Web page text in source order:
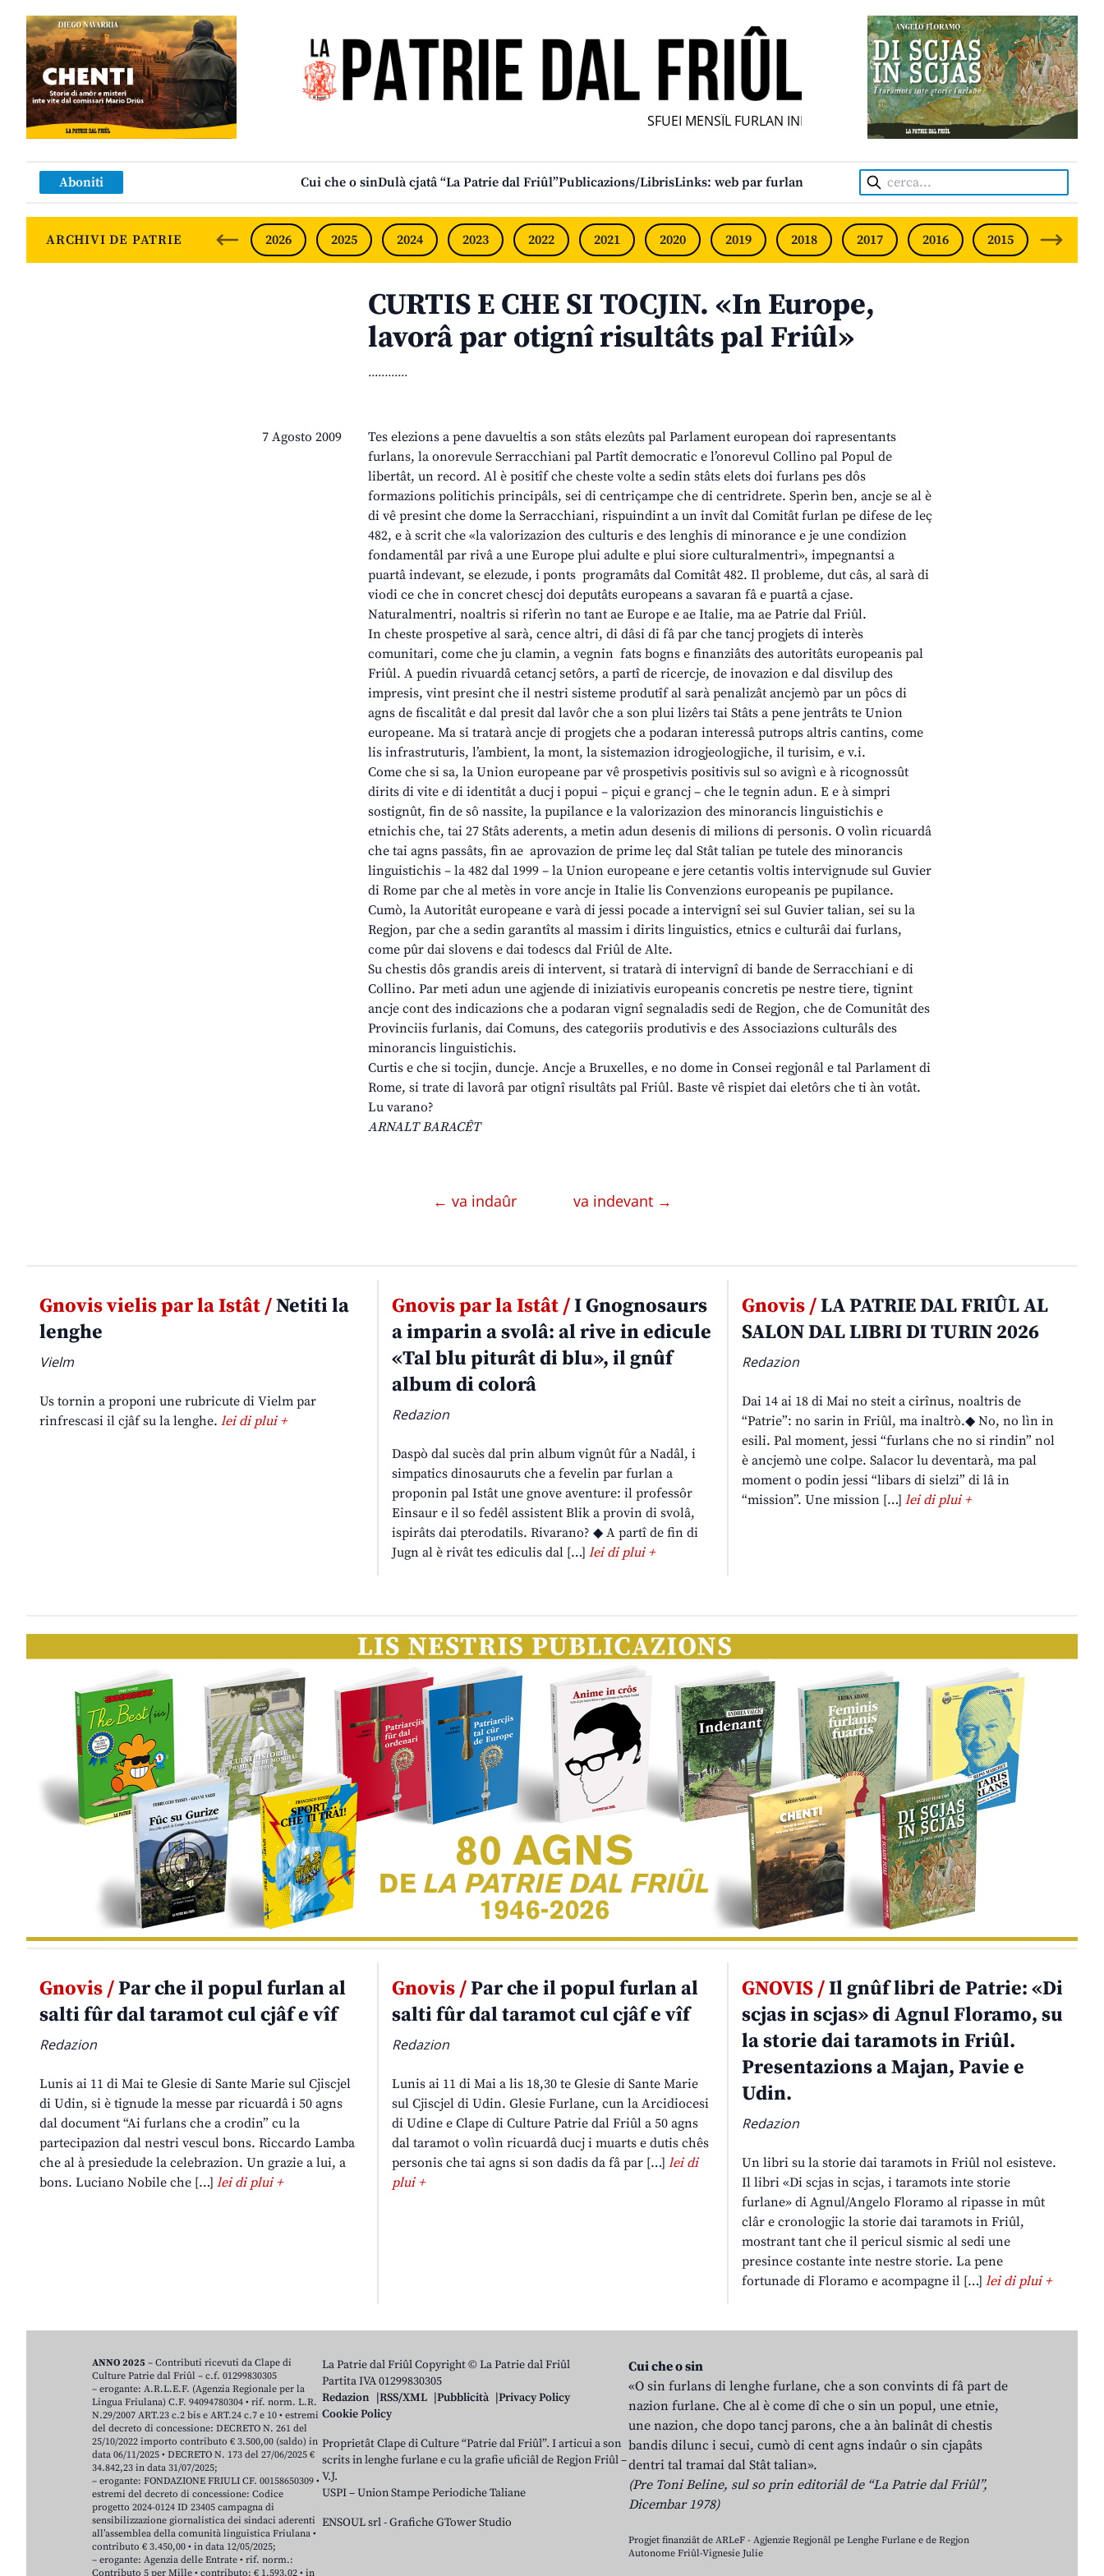
SFUEI MENSÎL FURLAN INDIPENDENT • INDEPENDENT FRIULIAN MONTHLY
Aboniti Cui che o sinDulà cjatâ “La Patrie dal Friûl”Publicazions/LibrisLinks: web par furlan Cerca:
ARCHIVI DE PATRIE 2026 2025 2024 2023 2022 2021 2020 2019 2018 2017 2016 2015 2014
CURTIS E CHE SI TOCJIN. «In Europe,
lavorâ par otignî risultâts pal Friûl»
............
7 Agosto 2009
Tes elezions a pene davueltis a son stâts elezûts pal Parlament european doi rapresentants
furlans, la onorevule Serracchiani pal Partît democratic e l’onorevul Collino pal Popul de
libertât, un record. Al è positîf che cheste volte a sedin stâts elets doi furlans pes dôs
formazions politichis principâls, sei di centriçampe che di centridrete. Sperìn ben, ancje se al è
di vê presint che dome la Serracchiani, rispuindint a un invît dal Comitât furlan pe difese de leç
482, e à scrit che «la valorizazion des culturis e des lenghis di minorance e je une condizion
fondamentâl par rivâ a une Europe plui adulte e plui siore culturalmentri», impegnantsi a
puartâ indevant, se elezude, i ponts programâts dal Comitât 482. Il probleme, dut câs, al sarà di
viodi ce che in concret chescj doi deputâts europeans a savaran fâ e puartâ a cjase.
Naturalmentri, noaltris si riferìn no tant ae Europe e ae Italie, ma ae Patrie dal Friûl.
In cheste prospetive al sarà, cence altri, di dâsi di fâ par che tancj progjets di interès
comunitari, come che ju clamin, a vegnin fats bogns e finanziâts des autoritâts europeanis pal
Friûl. A puedin rivuardâ cetancj setôrs, a partî de ricercje, de inovazion e dal disvilup des
impresis, vint presint che il nestri sisteme produtîf al sarà penalizât ancjemò par un pôcs di
agns de fiscalitât e dal presit dal lavôr che a son plui lizêrs tai Stâts a pene jentrâts te Union
europeane. Ma si tratarà ancje di progjets che a podaran interessâ putrops altris cantins, come
lis infrastruturis, l’ambient, la mont, la sistemazion idrogjeologjiche, il turisim, e v.i.
Come che si sa, la Union europeane par vê prospetivis positivis sul so avignì e à ricognossût
dirits di vite e di identitât a ducj i popui – piçui e grancj – che le tegnin adun. E e à simpri
sostignût, fin de sô nassite, la pupilance e la valorizazion des minorancis linguistichis e
etnichis che, tai 27 Stâts aderents, a metin adun desenis di milions di personis. O volìn ricuardâ
che tai agns passâts, fin ae aprovazion de prime leç dal Stât talian pe tutele des minorancis
linguistichis – la 482 dal 1999 – la Union europeane e jere cetantis voltis intervignude sul Guvier
di Rome par che al metès in vore ancje in Italie lis Convenzions europeanis pe pupilance.
Cumò, la Autoritât europeane e varà di jessi pocade a intervignî sei sul Guvier talian, sei su la
Regjon, par che a sedin garantîts al massim i dirits linguistics, etnics e culturâi dai furlans,
come pûr dai slovens e dai todescs dal Friûl de Alte.
Su chestis dôs grandis areis di intervent, si tratarà di intervignî di bande de Serracchiani e di
Collino. Par meti adun une agjende di iniziativis europeanis concretis pe nestre tiere, tignint
ancje cont des indicazions che a podaran vignî segnaladis sedi de Regjon, che de Comunitât des
Provinciis furlanis, dai Comuns, des categoriis produtivis e des Associazions culturâls des
minorancis linguistichis.
Curtis e che si tocjin, duncje. Ancje a Bruxelles, e no dome in Consei regjonâl e tal Parlament di
Rome, si trate di lavorâ par otignî risultâts pal Friûl. Baste vê rispiet dai eletôrs che ti àn votât.
Lu varano?
ARNALT BARACÊT
← va indaûr va indevant →
Gnovis vielis par la Istât /Netiti la
lenghe
Vielm
Us tornin a proponi une rubricute di Vielm par
rinfrescasi il cjâf su la lenghe. lei di plui +
Gnovis par la Istât /I Gnognosaurs
a imparin a svolâ: al rive in edicule
«Tal blu piturât di blu», il gnûf
album di colorâ
Redazion
Daspò dal sucès dal prin album vignût fûr a Nadâl, i
simpatics dinosauruts che a fevelin par furlan a
proponin pal Istât une gnove aventure: il professôr
Einsaur e il so fedêl assistent Blik a provin di svolâ,
ispirâts dai pterodatils. Rivarano? ◆ A partî de fin di
Jugn al è rivât tes ediculis dal […] lei di plui +
Gnovis /LA PATRIE DAL FRIÛL AL
SALON DAL LIBRI DI TURIN 2026
Redazion
Dai 14 ai 18 di Mai no steit a cirînus, noaltris de
“Patrie”: no sarin in Friûl, ma inaltrò.◆ No, no lìn in
esili. Pal moment, jessi “furlans che no si rindin” nol
è ancjemò une colpe. Salacor lu deventarà, ma pal
moment o podin jessi “libars di sielzi” di lâ in
“mission”. Une mission […]lei di plui +
Gnovis /Par che il popul furlan al
salti fûr dal taramot cul cjâf e vîf
Redazion
Lunis ai 11 di Mai te Glesie di Sante Marie sul Cjiscjel
di Udin, si è tignude la messe par ricuardâ i 50 agns
dal document “Ai furlans che a crodin” cu la
partecipazion dal nestri vescul bons. Riccardo Lamba
che al à presiedude la celebrazion. Un grazie a lui, a
bons. Luciano Nobile che […] lei di plui +
Gnovis /Par che il popul furlan al
salti fûr dal taramot cul cjâf e vîf
Redazion
Lunis ai 11 di Mai a lis 18,30 te Glesie di Sante Marie
sul Cjiscjel di Udin. Glesie Furlane, cun la Arcidiocesi
di Udine e Clape di Culture Patrie dal Friûl a 50 agns
dal taramot o volìn ricuardâ ducj i muarts e dutis chês
personis che tai agns si son dadis da fâ par […] lei di
plui +
GNOVIS /Il gnûf libri de Patrie: «Di
scjas in scjas» di Agnul Floramo, su
la storie dai taramots in Friûl.
Presentazions a Majan, Pavie e
Udin.
Redazion
Un libri su la storie dai taramots in Friûl nol esisteve.
Il libri «Di scjas in scjas, i taramots inte storie
furlane» di Agnul/Angelo Floramo al ripasse in mût
clâr e cronologjic la storie dai taramots in Friûl,
mostrant tant che il pericul sismic al sedi une
presince costante inte nestre storie. La pene
fortunade di Floramo e acompagne il […]lei di plui +
La Patrie dal Friûl Copyright © La Patrie dal Friûl
Partita IVA 01299830305
Redazion
RSS/XML Pubblicità
Privacy Policy
Cookie Policy
Proprietât Clape di Culture “Patrie dal Friûl”. I articui a son
scrits in lenghe furlane e cu la grafie uficiâl de Regjon Friûl –
V.J.
USPI – Union Stampe Periodiche Taliane
ENSOUL srl-Grafiche GTower Studio
Cui che o sin
«O sin furlans di lenghe furlane, che a son convints di fâ part de
nazion furlane. Che al è come dî che o sin un popul, une etnie,
une nazion, che dopo tancj parons, che a àn balinât di chestis
bandis dilunc i secui, cumò di cent agns indaûr o sin cjapâts
dentri tal tramai dal Stât talian».
(Pre Toni Beline, sul so prin editoriâl de “La Patrie dal Friûl”,
Dicembar 1978)
Progjet finanziât de ARLeF - Agjenzie Regjonâl pe Lenghe Furlane e de Regjon
Autonome Friûl-Vignesie Julie
ANNO 2025 – Contributi ricevuti da Clape di
Culture Patrie dal Friûl – c.f. 01299830305
– erogante: A.R.L.E.F. (Agenzia Regionale per la
Lingua Friulana) C.F. 94094780304 • rif. norm. L.R.
N.29/2007 ART.23 c.2 bis e ART.24 c.7 e 10 • estremi
del decreto di concessione: DECRETO N. 261 del
25/10/2022 importo contributo € 3.500,00 (saldo) in
data 06/11/2025 • DECRETO N. 173 del 27/06/2025 €
34.842,23 in data 31/07/2025;
– erogante: FONDAZIONE FRIULI CF. 00158650309 •
estremi del decreto di concessione: Codice
progetto 2024-0124 ID 23405 campagna di
sensibilizzazione giornalistica dei sindaci aderenti
all’assemblea della comunità linguistica Friulana •
contributo € 3.450,00 • in data 12/05/2025;
– erogante: Agenzia delle Entrate • rif. norm.:
Contributo 5 per Mille • contributo: € 1.593,02 • in